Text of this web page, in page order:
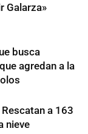
Galarza»
busca
agredan a la
a 163
nieve